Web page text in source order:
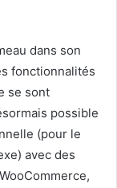
dans son
fonctionnalités
se sont
possible
(pour le
avec des